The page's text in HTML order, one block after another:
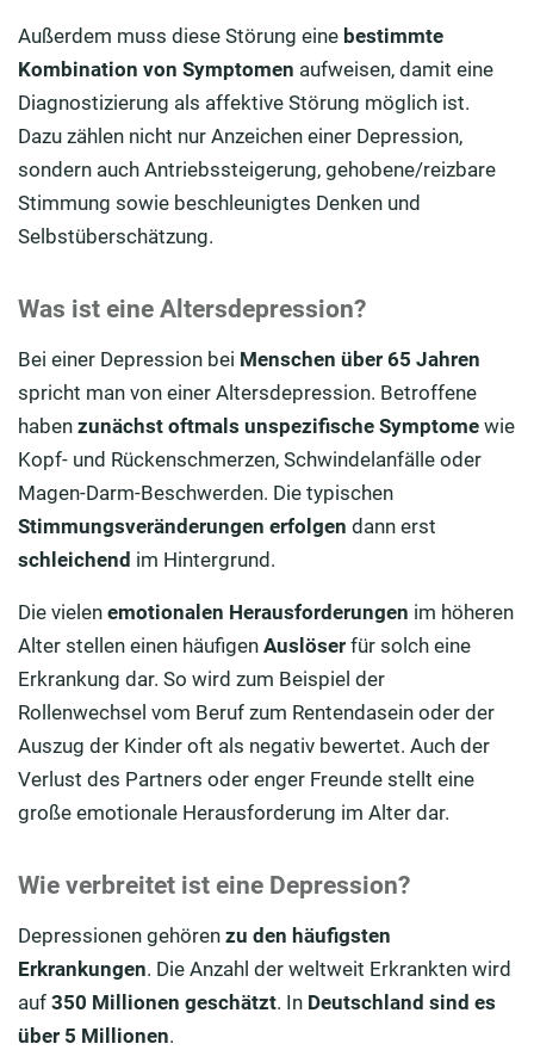
Außerdem muss diese Störung eine bestimmte
Kombination von Symptomen aufweisen, damit eine
Diagnostizierung als affektive Störung möglich ist.
Dazu zählen nicht nur Anzeichen einer Depression,
sondern auch Antriebssteigerung, gehobene/reizbare
Stimmung sowie beschleunigtes Denken und
Selbstüberschätzung.
Was ist eine Altersdepression?
Bei einer Depression bei Menschen über 65 Jahren
spricht man von einer Altersdepression. Betroffene
haben zunächst oftmals unspezifische Symptome wie
Kopf- und Rückenschmerzen, Schwindelanfälle oder
Magen-Darm-Beschwerden. Die typischen
Stimmungsveränderungen erfolgen dann erst
schleichend im Hintergrund.
Die vielen emotionalen Herausforderungen im höheren
Alter stellen einen häufigen Auslöser für solch eine
Erkrankung dar. So wird zum Beispiel der
Rollenwechsel vom Beruf zum Rentendasein oder der
Auszug der Kinder oft als negativ bewertet. Auch der
Verlust des Partners oder enger Freunde stellt eine
große emotionale Herausforderung im Alter dar.
Wie verbreitet ist eine Depression?
Depressionen gehören zu den häufigsten
Erkrankungen. Die Anzahl der weltweit Erkrankten wird
auf 350 Millionen geschätzt. In Deutschland sind es
über 5 Millionen.